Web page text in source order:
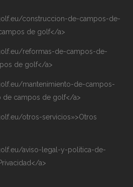
construccion-de-campos-de-
de golf</a>
reformas-de-campos-de-
de golf</a>
mantenimiento-de-campos-
de campos de golf</a>
otros-servicios»>Otros
aviso-legal-y-politica-de-
a>